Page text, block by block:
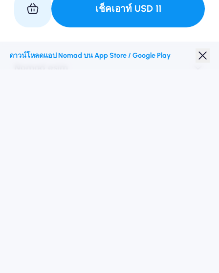
เช็คเอาท์ USD 11
เป็นหุ้นส่วนกับเรา
ดาวน์โหลดแอป Nomad บน App Store / Google Play